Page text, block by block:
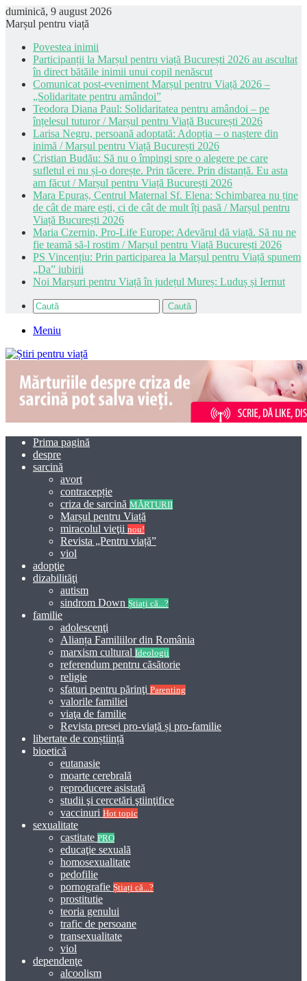
duminică, 9 august 2026
Marșul pentru viață
Povestea inimii
Participanții la Marșul pentru viață București 2026 au ascultat
în direct bătăile inimii unui copil nenăscut
Comunicat post-eveniment Marșul pentru Viață 2026 –
„Solidaritate pentru amândoi”
Teodora Diana Paul: Solidaritatea pentru amândoi – pe
înțelesul tuturor / Marșul pentru Viață București 2026
Larisa Negru, persoană adoptată: Adopția – o naștere din
inimă / Marșul pentru Viață București 2026
Cristian Budău: Să nu o împingi spre o alegere pe care
sufletul ei nu și-o dorește. Prin tăcere. Prin distanță. Eu asta
am făcut / Marșul pentru Viață București 2026
Mara Epuraș, Centrul Maternal Sf. Elena: Schimbarea nu ține
de cât de mare ești, ci de cât de mult îți pasă / Marșul pentru
Viață București 2026
Maria Czernin, Pro-Life Europe: Adevărul dă viață. Să nu ne
fie teamă să-l rostim / Marșul pentru Viață București 2026
PS Vincențiu: Prin participarea la Marșul pentru Viață spunem
„Da” iubirii
Noi Marșuri pentru Viață în județul Mureș: Luduș și Iernut
Caută
Meniu
Prima pagină
despre
sarcină
avort
contracepție
criza de sarcină MĂRTURII
Marșul pentru Viață
miracolul vieţii nou!
Revista „Pentru viață”
viol
adopţie
dizabilităţi
autism
sindrom Down Știați că...?
familie
adolescenţi
Alianța Familiilor din România
marxism cultural Ideologii
referendum pentru căsătorie
religie
sfaturi pentru părinţi Parenting
valorile familiei
viaţa de familie
Revista presei pro-viață și pro-familie
libertate de conștiință
bioetică
eutanasie
moarte cerebrală
reproducere asistată
studii şi cercetări ştiinţifice
vaccinuri Hot topic
sexualitate
castitate PRO
educaţie sexuală
homosexualitate
pedofilie
pornografie Știați că...?
prostitutie
teoria genului
trafic de persoane
transexualitate
viol
dependenţe
alcoolism